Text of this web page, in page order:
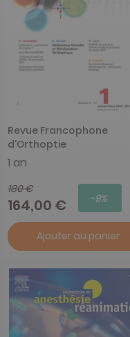
Revue Francophone
d'Orthoptie
1 an
180 €
164,00 € -9%
Ajouter au panier